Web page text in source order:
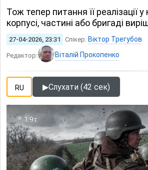
Тож тепер питання її реалізації
корпусі, частині або бригаді
27-04-2026, 23:31 Спікер: Віктор Трегубов
Редактор: Віталій Прокопенко
RU ▶Слухати (42 сек)
1.9т